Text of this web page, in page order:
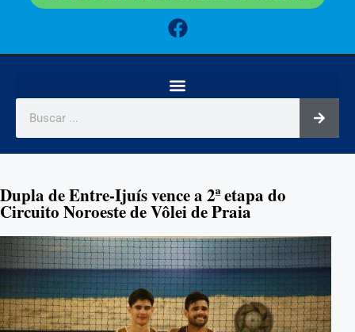
Dupla de Entre-Ijuís vence a 2ª etapa do
Circuito Noroeste de Vôlei de Praia